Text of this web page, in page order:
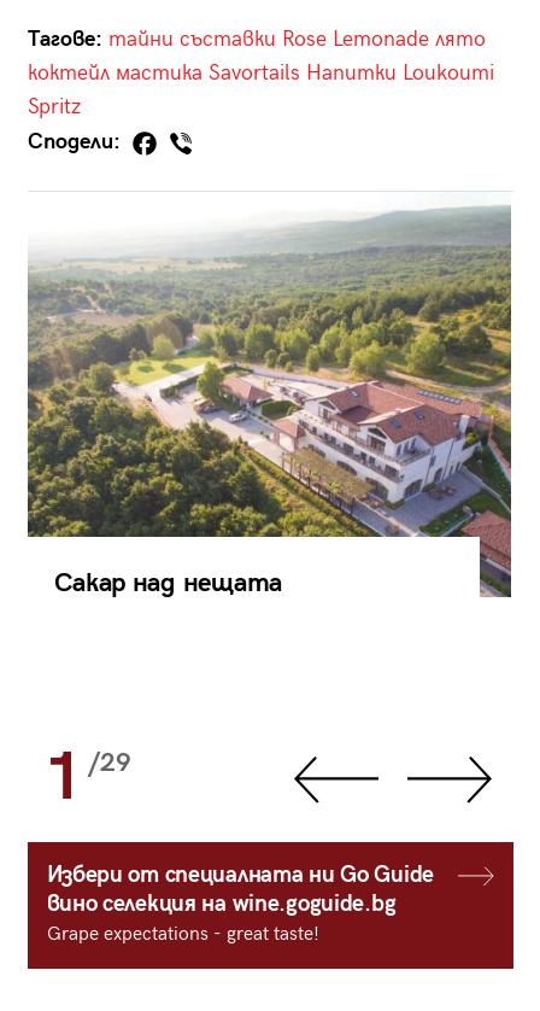
Тагове: тайни съставки Rose Lemonade лято
коктейл мастика Savortails Напитки Loukoumi
Spritz
Сподели:
Сакар над нещата
1 /29
Избери от специалната ни Go Guide
вино селекция на wine.goguide.bg
Grape expectations - great taste!